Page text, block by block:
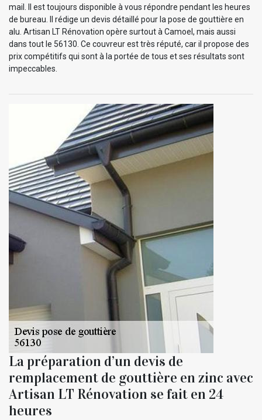
mail. Il est toujours disponible à vous répondre pendant les heures
de bureau. Il rédige un devis détaillé pour la pose de gouttière en
alu. Artisan LT Rénovation opère surtout à Camoel, mais aussi
dans tout le 56130. Ce couvreur est très réputé, car il propose des
prix compétitifs qui sont à la portée de tous et ses résultats sont
impeccables.
La préparation d’un devis de
remplacement de gouttière en zinc avec
Artisan LT Rénovation se fait en 24
heures